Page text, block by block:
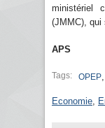
ministériel
(JMMC), qui
APS
Tags: OPEP
Economie